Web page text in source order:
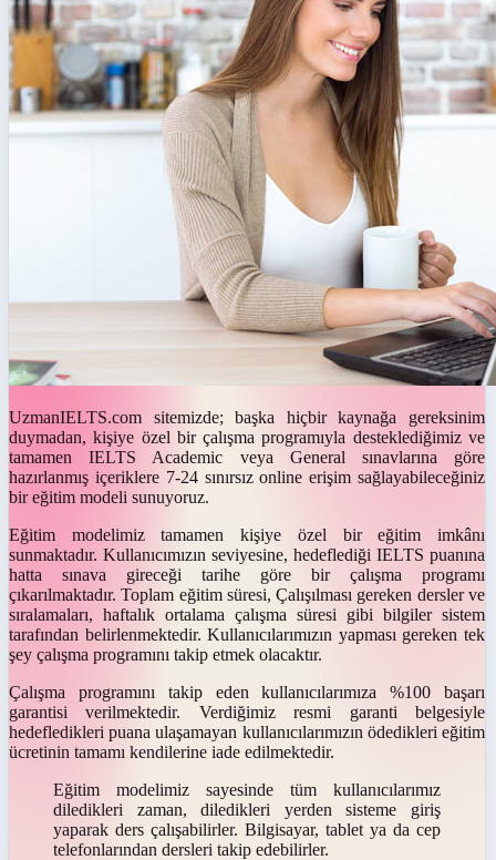
UzmanIELTS.com sitemizde; başka hiçbir kaynağa gereksinim
duymadan, kişiye özel bir çalışma programıyla desteklediğimiz ve
tamamenIELTS Academic veya General sınavlarına göre
hazırlanmış içeriklere 7-24 sınırsız online erişim sağlayabileceğiniz
bir eğitim modeli sunuyoruz.
Eğitim modelimiz tamamen kişiye özel bir eğitim imkânı
sunmaktadır. Kullanıcımızın seviyesine, hedeflediği IELTS puanına
hatta sınava gireceği tarihe göre bir çalışma programı
çıkarılmaktadır. Toplam eğitim süresi, Çalışılması gereken dersler ve
sıralamaları, haftalık ortalama çalışma süresi gibi bilgiler sistem
tarafından belirlenmektedir. Kullanıcılarımızın yapması gereken tek
şey çalışma programını takip etmek olacaktır.
Çalışma programını takip eden kullanıcılarımıza %100 başarı
garantisi verilmektedir. Verdiğimiz resmi garanti belgesiyle
hedefledikleri puana ulaşamayan kullanıcılarımızın ödedikleri eğitim
ücretinin tamamı kendilerine iade edilmektedir.
Eğitim modelimiz sayesinde tüm kullanıcılarımız
diledikleri zaman, diledikleri yerden sisteme giriş
yaparak ders çalışabilirler. Bilgisayar, tablet ya da cep
telefonlarından dersleri takip edebilirler.